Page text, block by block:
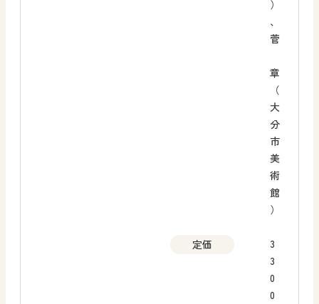
）
、
菅
章
（
大
分
市
美
術
館
）
定価
3
3
0
0